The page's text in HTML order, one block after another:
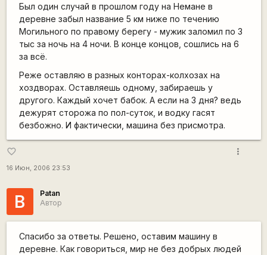
Был один случай в прошлом году на Немане в
деревне забыл название 5 км ниже по течению
Могильного по правому берегу - мужик заломил по 3
тыс за ночь на 4 ночи. В конце концов, сошлись на 6
за всё.
Реже оставляю в разных конторах-колхозах на
хоздворах. Оставляешь одному, забираешь у
другого. Каждый хочет бабок. А если на 3 дня? ведь
дежурят сторожа по пол-суток, и водку гасят
безбожно. И фактически, машина без присмотра.
favorite_border
16 Июн, 2006 23:53
more_vert
В
Patan
Автор
Спасибо за ответы. Решено, оставим машину в
деревне. Как говориться, мир не без добрых людей